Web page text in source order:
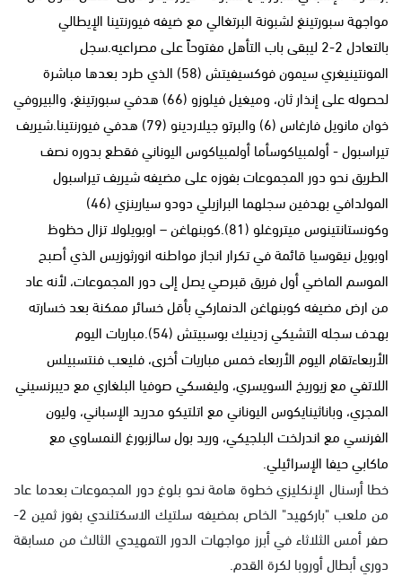
مواجهة سبورتينغ لشبونة البرتغالي مع ضيفه فيورنتينا الإيطالي
بالتعادل 2-2 ليبقى باب التأهل مفتوحاً على مصراعيه.سجل
المونتينيغري سيمون فوكسيفيتش (58) الذي طرد بعدها مباشرة
لحصوله على إنذار ثان، وميغيل فيلوزو (66) هدفي سبورتينغ، والبيروفي
خوان مانويل فارغاس (6) والبرتو جيلاردينو (79) هدفي فيورنتينا.شيريف
تيراسبول - أولمبياكوسأما أولمبياكوس اليوناني فقطع بدوره نصف
الطريق نحو دور المجموعات بفوزه على مضيفه شيريف تيراسبول
المولدافي بهدفين سجلهما البرازيلي دودو سيارينزي (46)
وكونستانتينوس ميتروغلو (81).كوبنهاغن – اوبويلولا تزال حظوظ
اوبويل نيقوسيا قائمة في تكرار انجاز مواطنه انورثوزيس الذي أصبح
الموسم الماضي أول فريق قبرصي يصل إلى دور المجموعات، لأنه عاد
من ارض مضيفه كوبنهاغن الدنماركي بأقل خسائر ممكنة بعد خسارته
بهدف سجله التشيكي زدينيك بوسبيتش (54).مباريات اليوم
الأربعاءتقام اليوم الأربعاء خمس مباريات أخرى، فليعب فنتسبيلس
اللاتفي مع زيوريخ السويسري، وليفسكي صوفيا البلغاري مع ديبرنسيني
المجري، وباناثينايكوس اليوناني مع اتلتيكو مدريد الإسباني، وليون
الفرنسي مع اندرلخت البلجيكي، وريد بول سالزبورغ النمساوي مع
ماكابي حيفا الإسرائيلي.
خطا أرسنال الإنكليزي خطوة هامة نحو بلوغ دور المجموعات بعدما عاد
من ملعب "باركهيد" الخاص بمضيفه سلتيك الاسكتلندي بفوز ثمين 2-
صفر أمس الثلاثاء في أبرز مواجهات الدور التمهيدي الثالث من مسابقة
دوري أبطال أوروبا لكرة القدم.